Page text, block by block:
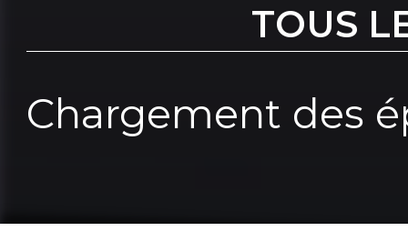
TOUS
Chargement des